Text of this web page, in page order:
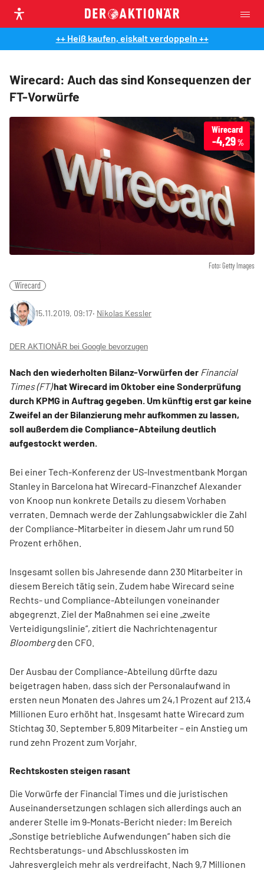
++ Heiß kaufen, eiskalt verdoppeln ++
Wirecard: Auch das sind Konsequenzen der
FT-Vorwürfe
Foto: Getty Images
Wirecard
-4,29%
Wirecard
15.11.2019, 09:17‧ Nikolas Kessler
DER AKTIONÄR bei Google bevorzugen
Nach den wiederholten Bilanz-Vorwürfen der Financial
Times (FT)hat Wirecard im Oktober eine Sonderprüfung
durch KPMG in Auftrag gegeben. Um künftig erst gar keine
Zweifel an der Bilanzierung mehr aufkommen zu lassen,
soll außerdem die Compliance-Abteilung deutlich
aufgestockt werden.
Bei einer Tech-Konferenz der US-Investmentbank Morgan
Stanley in Barcelona hat Wirecard-Finanzchef Alexander
von Knoop nun konkrete Details zu diesem Vorhaben
verraten. Demnach werde der Zahlungsabwickler die Zahl
der Compliance-Mitarbeiter in diesem Jahr um rund 50
Prozent erhöhen.
Insgesamt sollen bis Jahresende dann 230 Mitarbeiter in
diesem Bereich tätig sein. Zudem habe Wirecard seine
Rechts- und Compliance-Abteilungen voneinander
abgegrenzt. Ziel der Maßnahmen sei eine „zweite
Verteidigungslinie“, zitiert die Nachrichtenagentur
Bloombergden CFO.
Der Ausbau der Compliance-Abteilung dürfte dazu
beigetragen haben, dass sich der Personalaufwand in
ersten neun Monaten des Jahres um 24,1 Prozent auf 213,4
Millionen Euro erhöht hat. Insgesamt hatte Wirecard zum
Stichtag 30. September 5.809 Mitarbeiter – ein Anstieg um
rund zehn Prozent zum Vorjahr.
Rechtskosten steigen rasant
Die Vorwürfe der Financial Times und die juristischen
Auseinandersetzungen schlagen sich allerdings auch an
anderer Stelle im 9-Monats-Bericht nieder: Im Bereich
„Sonstige betriebliche Aufwendungen“ haben sich die
Rechtsberatungs- und Abschlusskosten im
Jahresvergleich mehr als verdreifacht. Nach 9,7 Millionen